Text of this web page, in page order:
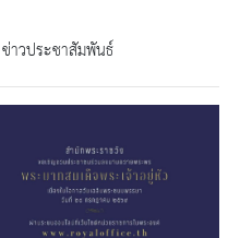
วประชาสัมพันธ์